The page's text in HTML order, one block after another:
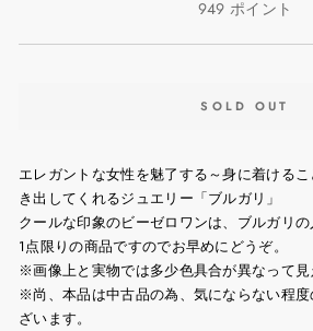
格
949 ポイント
SOLD OUT
エレガントな女性を魅了する～身に着ける
き出してくれるジュエリー「ブルガリ」
クールな印象のビーゼロワンは、ブルガリの
1点限りの商品ですのでお早めにどうぞ。
※画像上と実物では多少色具合が異なって見
※尚、本品は中古品の為、気にならない程
ざいます。